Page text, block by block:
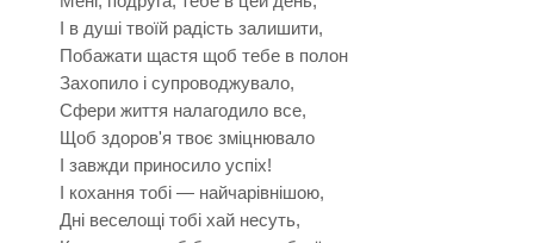
І в душі твоїй радість залишити,
Побажати щастя щоб тебе в полон
Захопило і супроводжувало,
Сфери життя налагодило все,
Щоб здоров'я твоє зміцнювало
І завжди приносило успіх!
І кохання тобі — найчарівнішою,
Дні веселощі тобі хай несуть,